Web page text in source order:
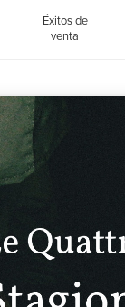
Éxitos de
venta